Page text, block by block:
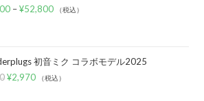
–¥52,800 （税込）
初音ミク コラボモデル2025
¥2,970 （税込）